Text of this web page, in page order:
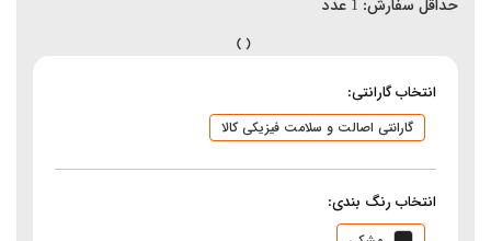
حداقل سفارش: 1 عدد
انتخاب گارانتی:
گارانتی اصالت و سلامت فیزیکی کالا
انتخاب رنگ بندی: